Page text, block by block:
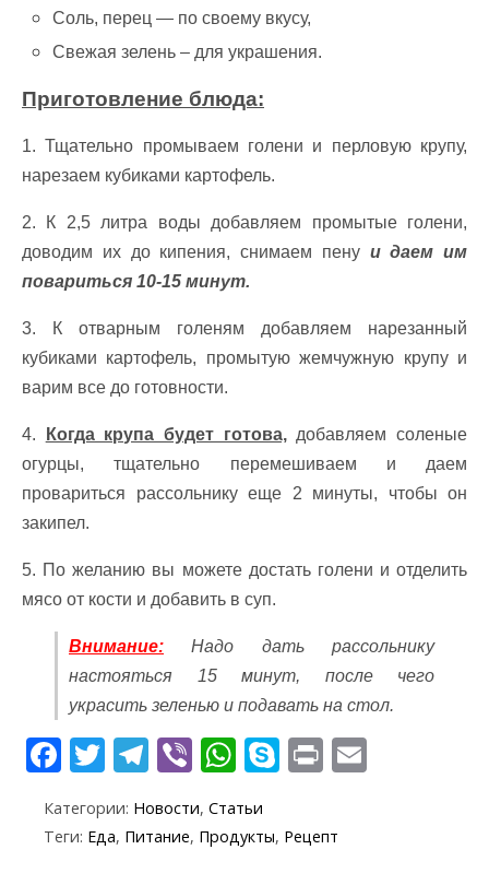
Соль, перец — по своему вкусу,
Свежая зелень – для украшения.
Приготовление блюда:
1. Тщательно промываем голени и перловую крупу,
нарезаем кубиками картофель.
2. К 2,5 литра воды добавляем промытые голени,
доводим их до кипения, снимаем пену и даем им
повариться 10-15 минут.
3. К отварным голеням добавляем нарезанный
кубиками картофель, промытую жемчужную крупу и
варим все до готовности.
4. Когда крупа будет готова,добавляем соленые
огурцы, тщательно перемешиваем и даем
провариться рассольнику еще 2 минуты, чтобы он
закипел.
5. По желанию вы можете достать голени и отделить
мясо от кости и добавить в суп.
Внимание:
Надо дать рассольнику
настояться 15 минут, после чего
украсить зеленью и подавать на стол.
F
e
T
itt
er
T
e
Vi
er
W
at
s
S
y
Pr
t
Категории: Новости, Статьи
Теги: Еда, Питание, Продукты, Рецепт